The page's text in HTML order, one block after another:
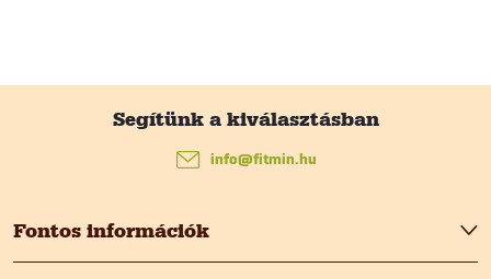
bFontos információk
info@fitmin.hu